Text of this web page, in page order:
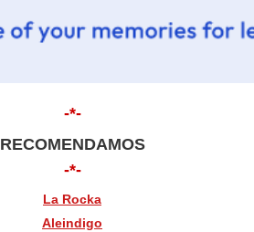
-*-
RECOMENDAMOS
-*-
La Rocka
Aleindigo